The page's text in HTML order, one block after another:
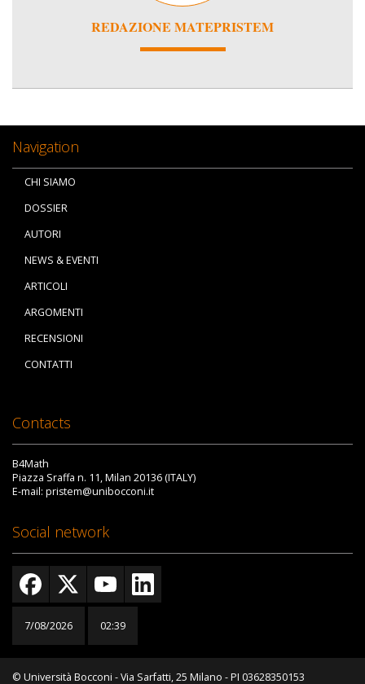
REDAZIONE MATEPRISTEM
Navigation
CHI SIAMO
DOSSIER
AUTORI
NEWS & EVENTI
ARTICOLI
ARGOMENTI
RECENSIONI
CONTATTI
Contacts
B4Math
Piazza Sraffa n. 11, Milan 20136 (ITALY)
E-mail: pristem@unibocconi.it
Social network
7/08/2026 02:39
© Università Bocconi - Via Sarfatti, 25 Milano - PI 03628350153